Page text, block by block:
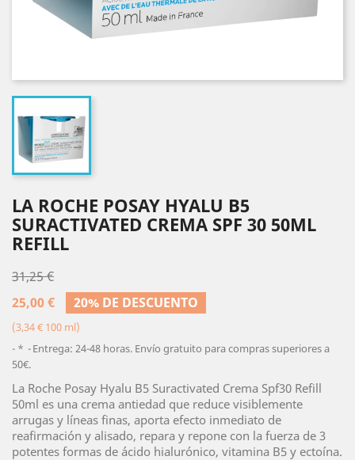
LA ROCHE POSAY HYALU B5
SURACTIVATED CREMA SPF 30 50ML
REFILL
31,25 €
25,00 €
20% DE DESCUENTO
(3,34 € 100 ml)
*
Entrega: 24-48 horas. Envío gratuito para compras superiores a
50€.
La Roche Posay Hyalu B5 Suractivated Crema Spf30 Refill
50ml es una crema antiedad que reduce visiblemente
arrugas y líneas finas, aporta efecto inmediato de
reafirmación y alisado, repara y repone con la fuerza de 3
potentes formas de ácido hialurónico, vitamina B5 y ectoína.